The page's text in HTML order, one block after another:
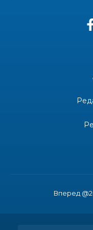
«Дві музи» у
Одна з
Вперед